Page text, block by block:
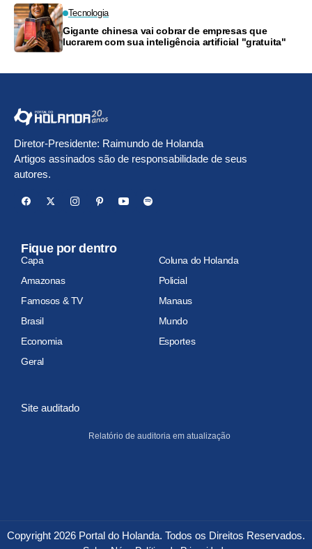
Tecnologia
Gigante chinesa vai cobrar de empresas que
lucrarem com sua inteligência artificial "gratuita"
Diretor-Presidente: Raimundo de Holanda
Artigos assinados são de responsabilidade de seus
autores.
Fique por dentro
Capa
Coluna do Holanda
Amazonas
Policial
Famosos & TV
Manaus
Brasil
Mundo
Economia
Esportes
Geral
Site auditado
Relatório de auditoria em atualização
Copyright 2026 Portal do Holanda. Todos os Direitos Reservados.